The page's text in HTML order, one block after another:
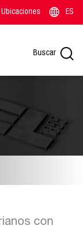
Ubicaciones ES
Buscar
con